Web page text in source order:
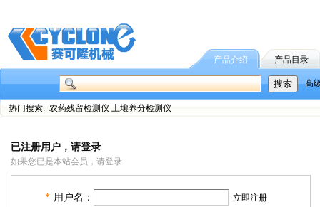
产品介绍 产品目录
高
热门搜索: 农药残留检测仪 土壤养分检测仪
已注册用户，请登录
如果您已是本站会员，请登录
* 用户名： 立即注册